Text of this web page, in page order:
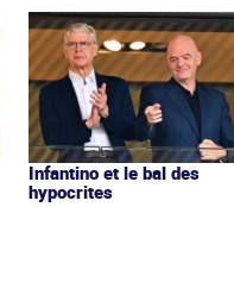
Infantino et le bal des
hypocrites